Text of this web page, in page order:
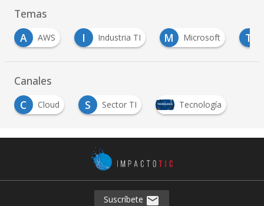
Temas
I
Industria TI M Microsoft T TD SYNNEX
Canales
C
Cloud S Sector TI Tecnología
Suscríbete